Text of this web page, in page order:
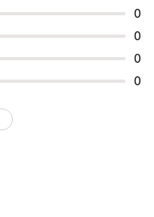
0
0
0
0